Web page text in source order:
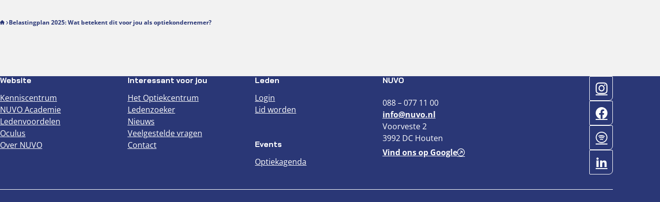
Belastingplan 2025: Wat betekent dit voor jou als optiekondernemer?
Website
Kenniscentrum
NUVO Academie
Ledenvoordelen
Oculus
Over NUVO
Interessant voor jou
Het Optiekcentrum
Ledenzoeker
Nieuws
Veelgestelde vragen
Contact
Leden
Login
Lid worden
Events
Optiekagenda
NUVO
088 – 077 11 00
info@nuvo.nl
Voorveste 2
3992 DC Houten
Vind ons op Google